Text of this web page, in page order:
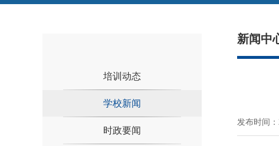
培训动态
学校新闻
时政要闻
新闻中
发布时间